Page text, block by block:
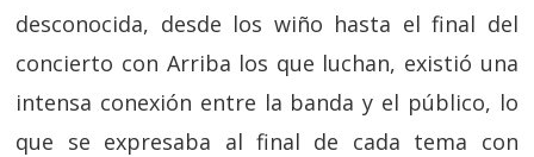
desconocida, desde los wiño hasta el final del
concierto con Arriba los que luchan, existió una
intensa conexión entre la banda y el público, lo
que se expresaba al final de cada tema con